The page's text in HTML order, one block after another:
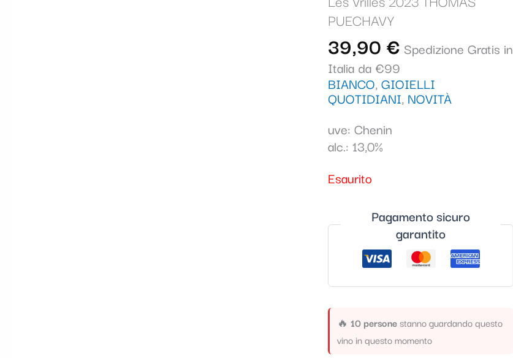
PUECHAVY
39,90 € Spedizione Gratis in
Italia da €99
BIANCO,GIOIELLI
QUOTIDIANI, NOVITÀ
uve: Chenin
alc.: 13,0%
Esaurito
Pagamento sicuro
garantito
🔥10 personestanno guardando questo
vino in questo momento